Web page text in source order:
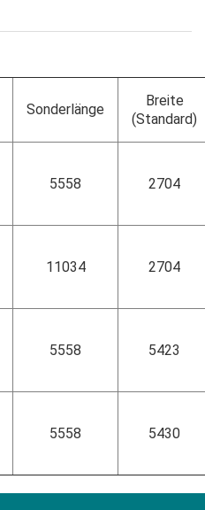
Sonderlänge
Breite
(Standard)
5558 2704
11034 2704
5558 5423
5558 5430